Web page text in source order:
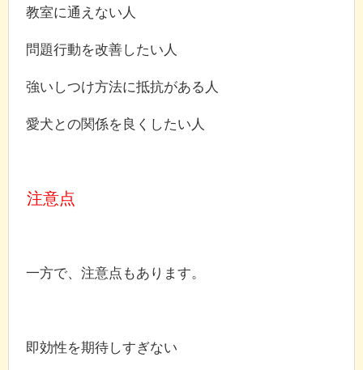
教室に通えない人
問題行動を改善したい人
強いしつけ方法に抵抗がある人
愛犬との関係を良くしたい人
注意点
一方で、注意点もあります。
即効性を期待しすぎない